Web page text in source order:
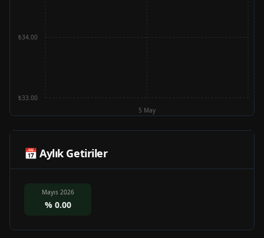
5 May
₺33.00
₺34.00
📅 Aylık Getiriler
Mayıs 2026
% 0.00